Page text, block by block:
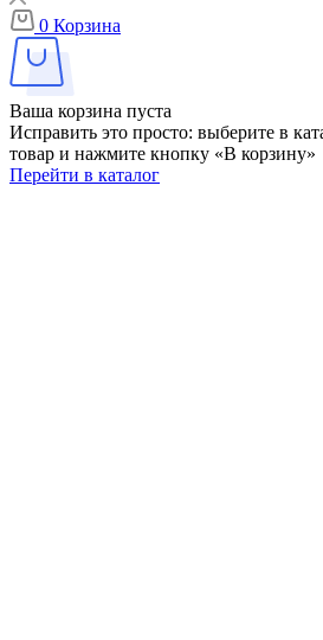
0 Корзина
Ваша корзина пуста
Исправить это просто: выберите в
товар и нажмите кнопку «В корзину»
Перейти в каталог